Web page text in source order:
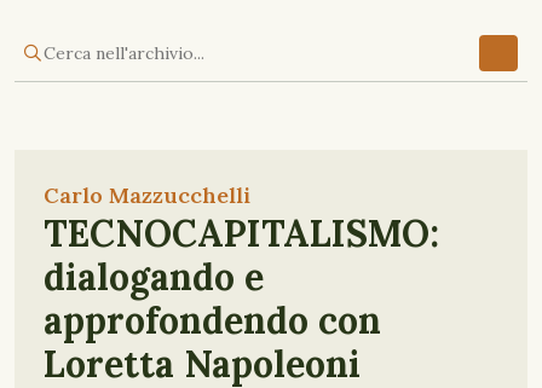
Carlo Mazzucchelli
TECNOCAPITALISMO:
dialogando e
approfondendo con
Loretta Napoleoni